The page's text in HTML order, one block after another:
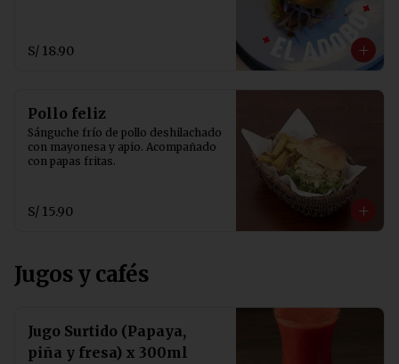
S/ 18.90
Pollo feliz
Sánguche frío de pollo deshilachado
con mayonesa y apio. Acompañado
con papas fritas.
S/ 15.90
Jugos y cafés
Jugo Surtido (Papaya,
piña y fresa) x 300ml